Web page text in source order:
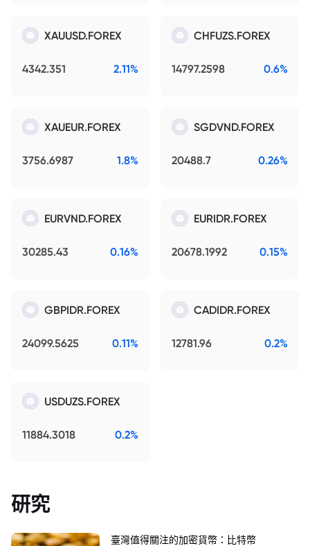
XAUUSD.FOREX
4342.351 2.11%
CHFUZS.FOREX
14797.2598 0.6%
XAUEUR.FOREX
3756.6987 1.8%
SGDVND.FOREX
20488.7 0.26%
EURVND.FOREX
30285.43 0.16%
EURIDR.FOREX
20678.1992 0.15%
GBPIDR.FOREX
24099.5625 0.11%
CADIDR.FOREX
12781.96 0.2%
USDUZS.FOREX
11884.3018 0.2%
研究
臺灣值得關注的加密貨幣：比特幣